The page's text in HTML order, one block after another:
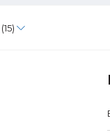
(15)